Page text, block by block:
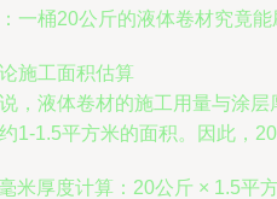
一桶20公斤的液体卷材究竟
施工面积估算
，液体卷材的施工用量与涂
1-1.5平方米的面积。因此，
米厚度计算：20公斤 × 1.5平